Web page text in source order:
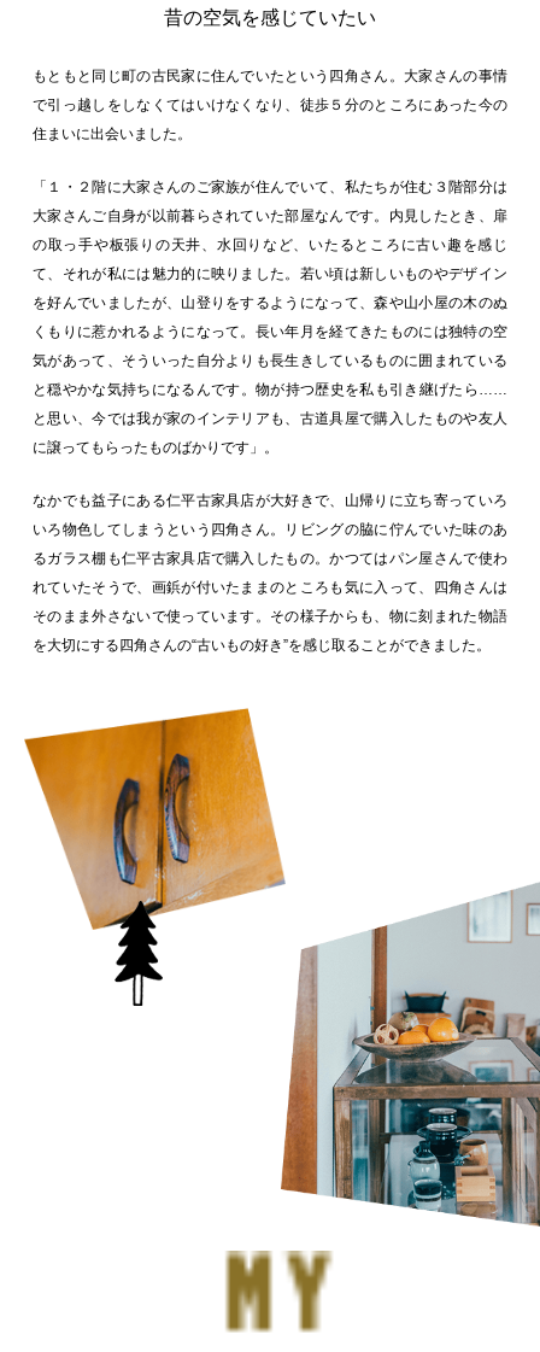
昔の空気を感じていたい
もともと同じ町の古民家に住んでいたという四角さん。大家さんの事情
で引っ越しをしなくてはいけなくなり、徒歩５分のところにあった今の
住まいに出会いました。
「１・２階に大家さんのご家族が住んでいて、私たちが住む３階部分は
大家さんご自身が以前暮らされていた部屋なんです。内見したとき、扉
の取っ手や板張りの天井、水回りなど、いたるところに古い趣を感じ
て、それが私には魅力的に映りました。若い頃は新しいものやデザイン
を好んでいましたが、山登りをするようになって、森や山小屋の木のぬ
くもりに惹かれるようになって。長い年月を経てきたものには独特の空
気があって、そういった自分よりも長生きしているものに囲まれている
と穏やかな気持ちになるんです。物が持つ歴史を私も引き継げたら……
と思い、今では我が家のインテリアも、古道具屋で購入したものや友人
に譲ってもらったものばかりです」。
なかでも益子にある仁平古家具店が大好きで、山帰りに立ち寄っていろ
いろ物色してしまうという四角さん。リビングの脇に佇んでいた味のあ
るガラス棚も仁平古家具店で購入したもの。かつてはパン屋さんで使わ
れていたそうで、画鋲が付いたままのところも気に入って、四角さんは
そのまま外さないで使っています。その様子からも、物に刻まれた物語
を大切にする四角さんの“古いもの好き”を感じ取ることができました。